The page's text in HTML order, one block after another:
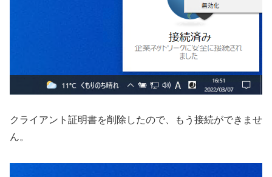
クライアント証明書を削除したので、もう接続ができませ
ん。